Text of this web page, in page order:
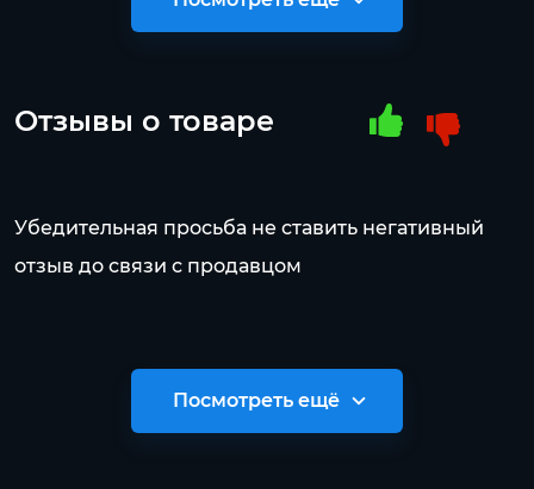
Отзывы о товаре
Убедительная просьба не ставить негативный
отзыв до связи с продавцом
Посмотреть ещё